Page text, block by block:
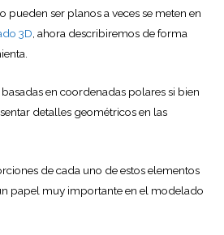
pueden ser planos a veces se meten en
3D , ahora describiremos de forma
en coordenadas polares si bien
detalles geométricos en las
de cada uno de estos elementos
papel muy importante en el modelado